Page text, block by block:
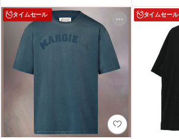
タイムセール タイムセール